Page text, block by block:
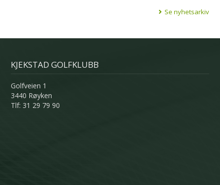
Se nyhetsarkiv
KJEKSTAD GOLFKLUBB
Golfveien 1
3440 Røyken
Tlf: 31 29 79 90